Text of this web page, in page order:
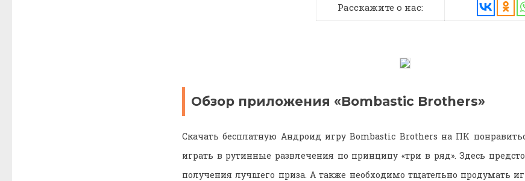
Расскажите о нас:
Обзор приложения «Bombastic Brothers»
Скачать бесплатную Андроид игру Bombastic Brothers на ПК
играть в рутинные развлечения по принципу «три в ряд». Здесь
получения лучшего приза. А также необходимо тщательно продумать